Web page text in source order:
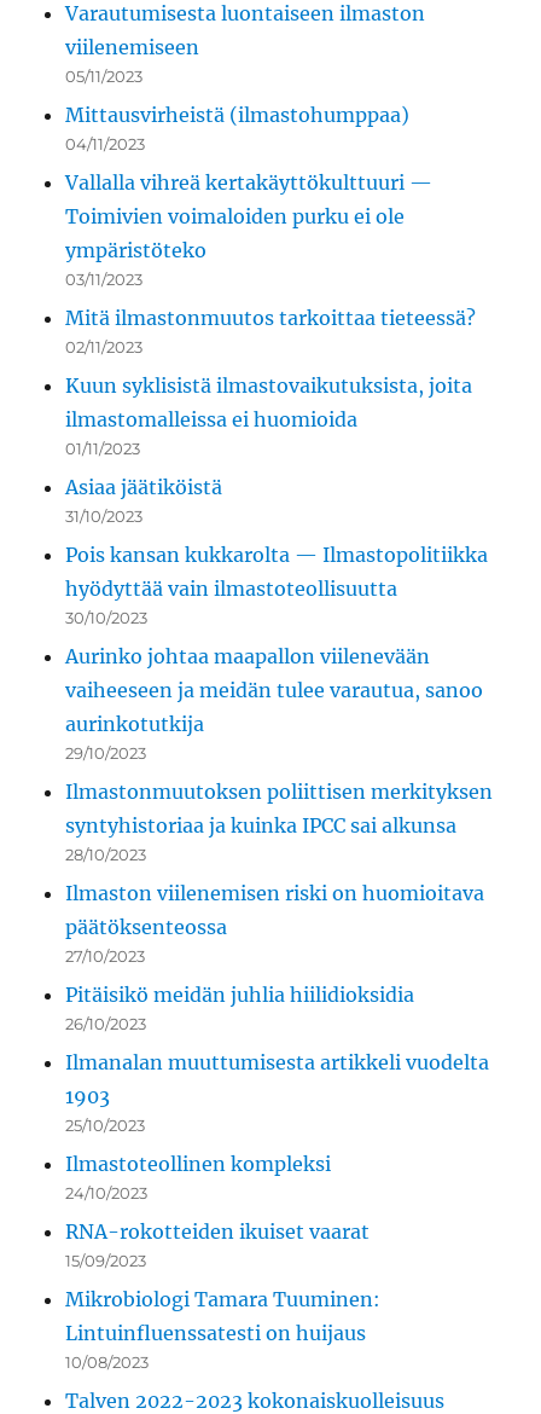
Varautumisesta luontaiseen ilmaston
viilenemiseen
05/11/2023
Mittausvirheistä (ilmastohumppaa)
04/11/2023
Vallalla vihreä kertakäyttökulttuuri —
Toimivien voimaloiden purku ei ole
ympäristöteko
03/11/2023
Mitä ilmastonmuutos tarkoittaa tieteessä?
02/11/2023
Kuun syklisistä ilmastovaikutuksista, joita
ilmastomalleissa ei huomioida
01/11/2023
Asiaa jäätiköistä
31/10/2023
Pois kansan kukkarolta — Ilmastopolitiikka
hyödyttää vain ilmastoteollisuutta
30/10/2023
Aurinko johtaa maapallon viilenevään
vaiheeseen ja meidän tulee varautua, sanoo
aurinkotutkija
29/10/2023
Ilmastonmuutoksen poliittisen merkityksen
syntyhistoriaa ja kuinka IPCC sai alkunsa
28/10/2023
Ilmaston viilenemisen riski on huomioitava
päätöksenteossa
27/10/2023
Pitäisikö meidän juhlia hiilidioksidia
26/10/2023
Ilmanalan muuttumisesta artikkeli vuodelta
1903
25/10/2023
Ilmastoteollinen kompleksi
24/10/2023
RNA-rokotteiden ikuiset vaarat
15/09/2023
Mikrobiologi Tamara Tuuminen:
Lintuinfluenssatesti on huijaus
10/08/2023
Talven 2022-2023 kokonaiskuolleisuus